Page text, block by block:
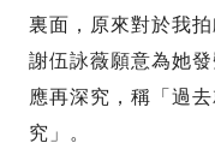
裏面，原來對於我
謝伍詠薇願意為她
應再深究，稱「過
究」。